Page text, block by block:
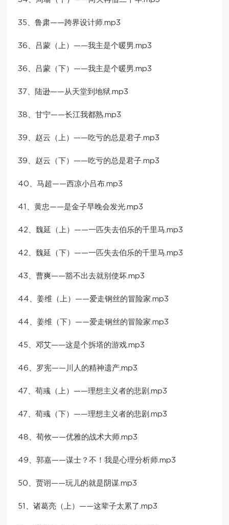
35、鲁肃——跨界设计师.mp3
36、吕蒙（上）——我主是个暖男.mp3
36、吕蒙（下）——我主是个暖男.mp3
37、陆逊——从天堂到地狱.mp3
38、甘宁——长江我都熟.mp3
39、赵云（上）——吃亏的总是君子.mp3
39、赵云（下）——吃亏的总是君子.mp3
40、马超——西凉小吕布.mp3
41、黄忠——是金子早晚会发光.mp3
42、魏延（上）——一匹失去伯乐的千里马.mp3
42、魏延（下）——一匹失去伯乐的千里马.mp3
43、曹爽——豁不出去就别使坏.mp3
44、姜维（上）——爱走钢丝的冒险家.mp3
44、姜维（下）——爱走钢丝的冒险家.mp3
45、邓艾——这是个拆塔的游戏.mp3
46、罗宪——川人的精神遗产.mp3
47、荀彧（上）——理想主义者的悲剧.mp3
47、荀彧（下）——理想主义者的悲剧.mp3
48、荀攸——优雅的战术大师.mp3
49、郭嘉——谋士？不！我是心理分析师.mp3
50、贾诩——玩儿的就是阴谋.mp3
51、诸葛亮（上）——这辈子太累了.mp3